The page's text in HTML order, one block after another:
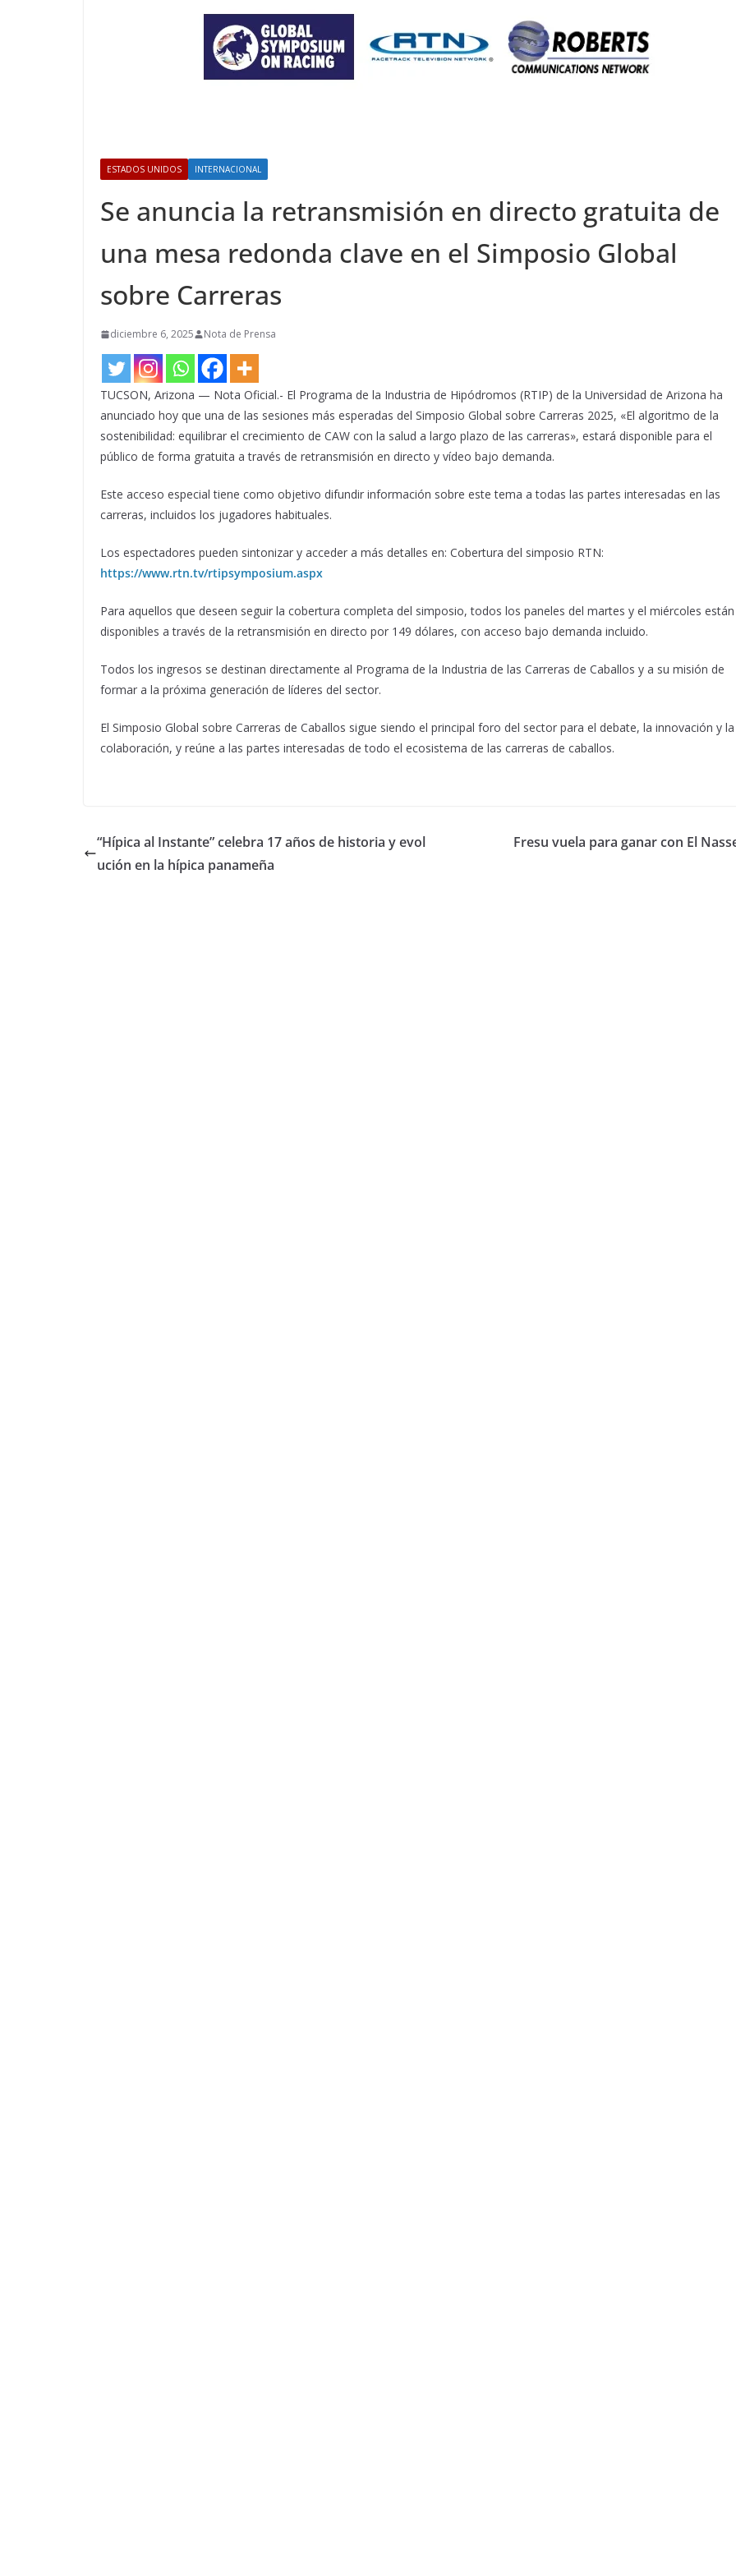
ESTADOS UNIDOS INTERNACIONAL
Se anuncia la retransmisión en directo gratuita de
una mesa redonda clave en el Simposio Global
sobre Carreras
diciembre 6, 2025 Nota de Prensa
TUCSON, Arizona — Nota Oficial.- El Programa de la Industria de Hipódromos (RTIP) de la Universidad de Arizona ha
anunciado hoy que una de las sesiones más esperadas del Simposio Global sobre Carreras 2025, «El algoritmo de la
sostenibilidad: equilibrar el crecimiento de CAW con la salud a largo plazo de las carreras», estará disponible para el
público de forma gratuita a través de retransmisión en directo y vídeo bajo demanda.
Este acceso especial tiene como objetivo difundir información sobre este tema a todas las partes interesadas en las
carreras, incluidos los jugadores habituales.
Los espectadores pueden sintonizar y acceder a más detalles en: Cobertura del simposio RTN:
https://www.rtn.tv/rtipsymposium.aspx
Para aquellos que deseen seguir la cobertura completa del simposio, todos los paneles del martes y el miércoles están
disponibles a través de la retransmisión en directo por 149 dólares, con acceso bajo demanda incluido.
Todos los ingresos se destinan directamente al Programa de la Industria de las Carreras de Caballos y a su misión de
formar a la próxima generación de líderes del sector.
El Simposio Global sobre Carreras de Caballos sigue siendo el principal foro del sector para el debate, la innovación y la
colaboración, y reúne a las partes interesadas de todo el ecosistema de las carreras de caballos.
“Hípica al Instante” celebra 17 años de historia y evol
ución en la hípica panameña
Fresu vuela para ganar con El